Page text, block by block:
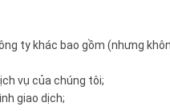
ty khác bao gồm (nhưng
vụ của chúng tôi;
giao dịch;